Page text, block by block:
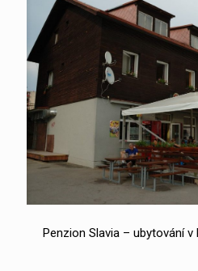
Penzion Slavia – ubytování v